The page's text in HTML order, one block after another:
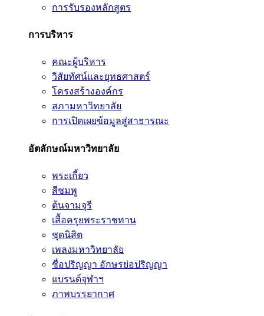
การรับรองหลักสูตร
การบริหาร
คณะผู้บริหาร
วิสัยทัศน์และยุทธศาสตร์
โครงสร้างองค์กร
สภามหาวิทยาลัย
การเปิดเผยข้อมูลสู่สาธารณะ
อัตลักษณ์มหาวิทยาลัย
พระเกี้ยว
สีชมพู
ต้นจามจุรี
เสื้อครุยพระราชทาน
ชุดนิสิต
เพลงมหาวิทยาลัย
ชื่อปริญญา อักษรย่อปริญญา
แบรนด์จุฬาฯ
ภาพบรรยากาศ